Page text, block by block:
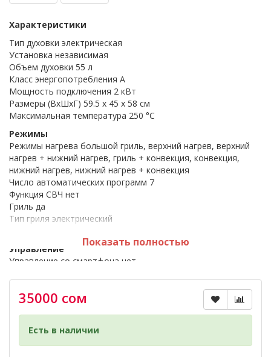
Характеристики
Тип духовки электрическая
Установка независимая
Объем духовки 55 л
Класс энергопотребления A
Мощность подключения 2 кВт
Размеры (ВхШхГ) 59.5 х 45 x 58 см
Максимальная температура 250 °C
Режимы
Режимы нагрева большой гриль, верхний нагрев, верхний
нагрев + нижний нагрев, гриль + конвекция, конвекция,
нижний нагрев, нижний нагрев + конвекция
Число автоматических программ 7
Функция СВЧ нет
Гриль да
Тип гриля электрический
Управление
Управление со смартфона нет
Утапливаемые переключатели да
Особенности
Особенности конструкции дисплей, подсветка камеры
Показать полностью
35000 сом
Есть в наличии